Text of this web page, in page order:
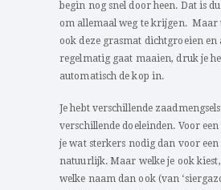
begin nog snel door heen. Dat is
om allemaal weg te krijgen.
ook deze grasmat dichtgroeien en
regelmatig gaat maaien, druk je
automatisch de kop in.
Je hebt verschillende
verschillende doeleinden. Voor
je wat sterkers nodig dan voor
natuurlijk. Maar welke je ook
welke naam dan ook (van